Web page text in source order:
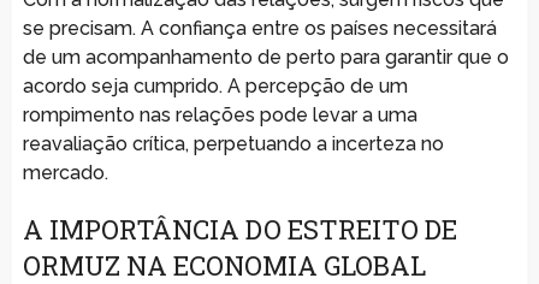
se precisam. A confiança entre os países necessitará
de um acompanhamento de perto para garantir que o
acordo seja cumprido. A percepção de um
rompimento nas relações pode levar a uma
reavaliação crítica, perpetuando a incerteza no
mercado.
A IMPORTÂNCIA DO ESTREITO DE
ORMUZ NA ECONOMIA GLOBAL